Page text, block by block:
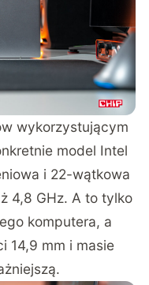
wykorzystującym
model Intel
i 22-wątkowa
4,8 GHz. A to tylko
komputera, a
14,9 mm i masie